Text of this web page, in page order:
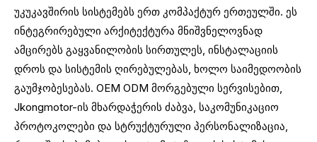
უკუკავშირის სისტემებს ერთ კომპაქტურ ერთეულში. ეს
ინტეგრირებული არქიტექტურა მნიშვნელოვნად
ამცირებს გაყვანილობის სირთულეს, ინსტალაციის
დროს და სისტემის ღირებულებას, ხოლო საიმედოობის
გაუმჯობესებას. OEM ODM მორგებული სერვისებით,
Jkongmotor-ის მხარდაჭერის ძაბვა, საკომუნიკაციო
პროტოკოლები და სტრუქტურული პერსონალიზაცია,